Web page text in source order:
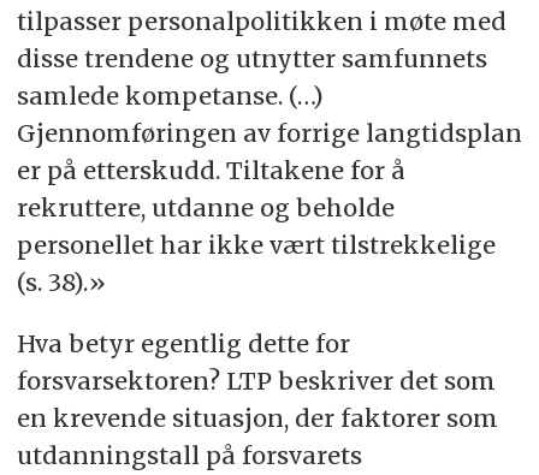
tilpasser personalpolitikken i møte med
disse trendene og utnytter samfunnets
samlede kompetanse. (…)
Gjennomføringen av forrige langtidsplan
er på etterskudd. Tiltakene for å
rekruttere, utdanne og beholde
personellet har ikke vært tilstrekkelige
(s. 38).»
Hva betyr egentlig dette for
forsvarsektoren? LTP beskriver det som
en krevende situasjon, der faktorer som
utdanningstall på forsvarets